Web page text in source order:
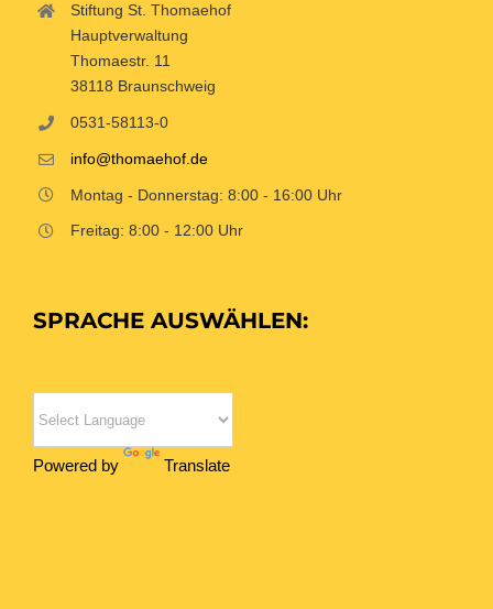
Stiftung St. Thomaehof
Hauptverwaltung
Thomaestr. 11
38118 Braunschweig
0531-58113-0
info@thomaehof.de
Montag - Donnerstag: 8:00 - 16:00 Uhr
Freitag: 8:00 - 12:00 Uhr
SPRACHE AUSWÄHLEN:
Powered by Translate